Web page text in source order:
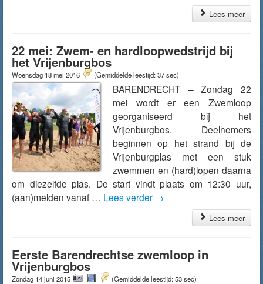
Lees meer
22 mei: Zwem- en hardloopwedstrijd bij
het Vrijenburgbos
Woensdag 18 mei 2016 (Gemiddelde leestijd: 37 sec)
BARENDRECHT – Zondag 22
mei wordt er een Zwemloop
georganiseerd bij het
Vrijenburgbos. Deelnemers
beginnen op het strand bij de
Vrijenburgplas met een stuk
zwemmen en (hard)lopen daarna
om diezelfde plas. De start vindt plaats om 12:30 uur,
(aan)melden vanaf … Lees verder →
Lees meer
Eerste Barendrechtse zwemloop in
Vrijenburgbos
Zondag 14 juni 2015 (Gemiddelde leestijd: 53 sec)